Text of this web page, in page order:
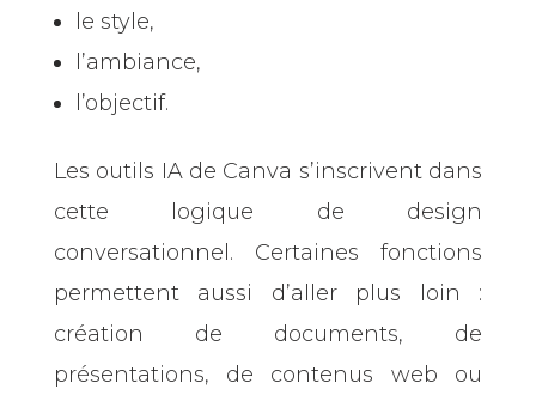
le style,
l’ambiance,
l’objectif.
Les outils IA de Canva s’inscrivent dans
cette logique de design
conversationnel. Certaines fonctions
permettent aussi d’aller plus loin :
création de documents, de
présentations, de contenus web ou